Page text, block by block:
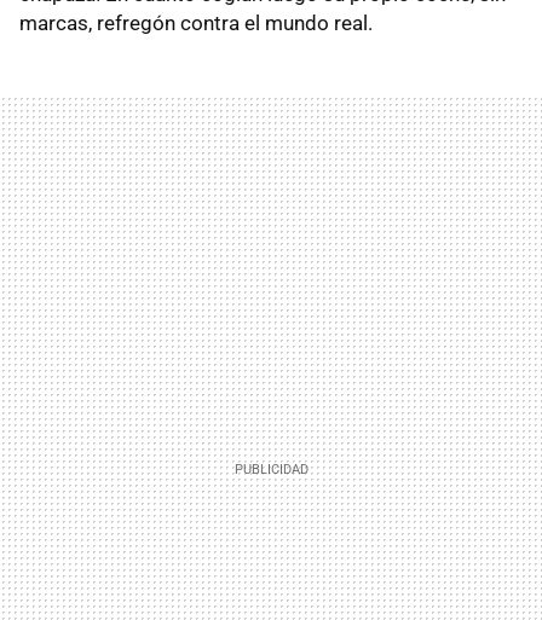
marcas, refregón contra el mundo real.